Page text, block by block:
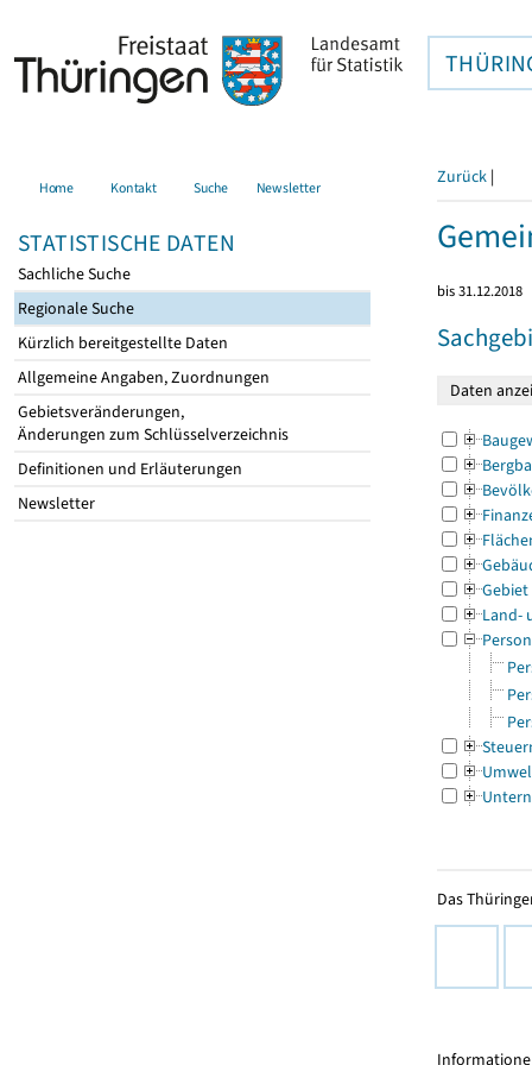
Home Kontakt Suche Newsletter
STATISTISCHE DATEN
Sachliche Suche
Regionale Suche
Kürzlich bereitgestellte Daten
Allgemeine Angaben, Zuordnungen
Gebietsveränderungen,
Änderungen zum Schlüsselverzeichnis
Definitionen und Erläuterungen
Newsletter
Zurück |
bis 31.12.2018
Gebiet
Land-
Das